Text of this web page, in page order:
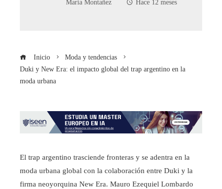
Maria Montañez Hace 12 meses
Inicio
Moda y tendencias
Duki y New Era: el impacto global del trap argentino en la
moda urbana
El trap argentino trasciende fronteras y se adentra en la
moda urbana global con la colaboración entre Duki y la
firma neoyorquina New Era. Mauro Ezequiel Lombardo